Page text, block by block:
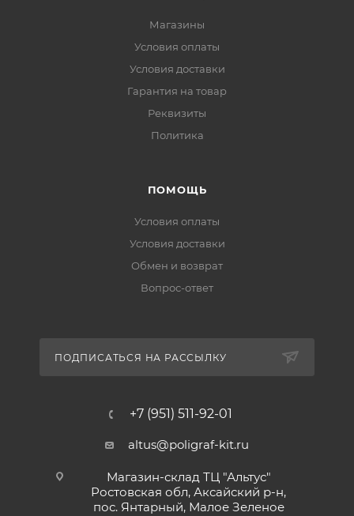
Магазины
Условия оплаты
Условия доставки
Гарантия на товар
Реквизиты
Политика
ПОМОЩЬ
Условия оплаты
Условия доставки
Обмен и возврат
Вопрос-ответ
ПОДПИСАТЬСЯ НА РАССЫЛКУ
+7 (951) 511-92-01
altus@poligraf-kit.ru
Магазин-склад ТЦ "Альтус"
Ростовская обл, Аксайский р-н,
пос. Янтарный, Малое Зеленое